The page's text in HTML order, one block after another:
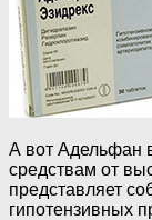
А вот Адельфан
средствам от
представляет
гипотензивных